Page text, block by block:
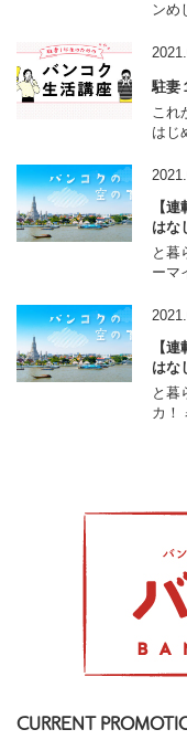
ンめ
駐妻
これ
はじ
【
はな
と暮
ーマ
【
はな
と暮
カ！
CURRENT